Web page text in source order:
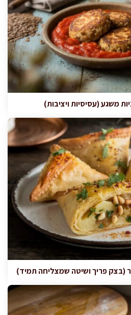
משגע (עסיסיות ויציבות)
פריך ושיטה שמצליחה תמיד)